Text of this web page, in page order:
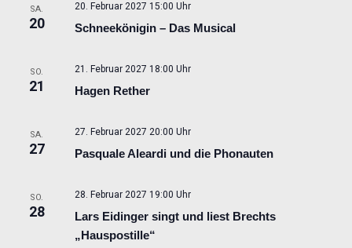
SA.
20 Schneekönigin – Das Musical
20. Februar 2027 15:00 Uhr
SO.
21 Hagen Rether
21. Februar 2027 18:00 Uhr
SA.
27 Pasquale Aleardi und die Phonauten
27. Februar 2027 20:00 Uhr
SO.
28
Lars Eidinger singt und liest Brechts
„Hauspostille“
28. Februar 2027 19:00 Uhr